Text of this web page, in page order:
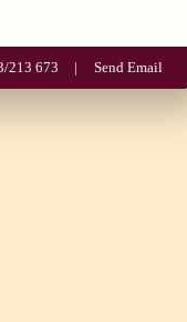
213 673 Send Email